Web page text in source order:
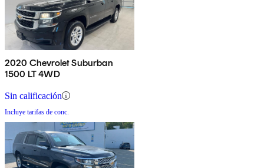
2020 Chevrolet Suburban
1500 LT 4WD
Sin calificación
Incluye tarifas de conc.